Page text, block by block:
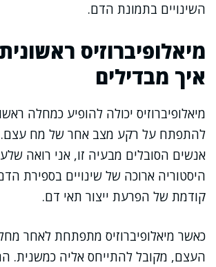
השינויים בתמונת הדם.
מיאלופיברוזיס
איך מבדילים
מיאלופיברוזיס יכולה להופיע כמחלה
להתפתח על רקע מצב אחר של מח
אנשים הסובלים מבעיה זו, אני רואה
היסטוריה ארוכה של שינויים בספירת
קודמת של הפרעת ייצור תאי דם.
כאשר מיאלופיברוזיס מתפתחת לאחר
העצם, מקובל להתייחס אליה כמשנית.